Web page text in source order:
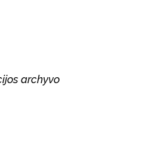
archyvo